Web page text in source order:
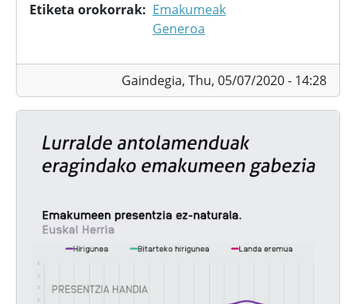
Etiketa orokorrak
Emakumeak
Generoa
Gaindegia, Thu, 05/07/2020 - 14:28